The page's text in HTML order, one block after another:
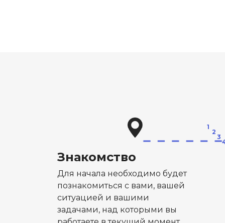
1
2
3
Знакомство
Для начала необходимо будет
познакомиться с вами, вашей
ситуацией и вашими
задачами, над которыми вы